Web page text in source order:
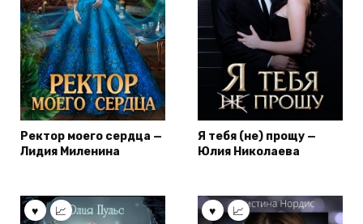
Ректор моего сердца —
Лидия Миленина
Я тебя (не) прощу —
Юлия Николаева